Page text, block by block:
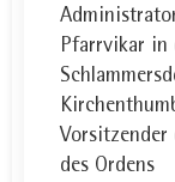
Pfarrvikar in
des Ordens